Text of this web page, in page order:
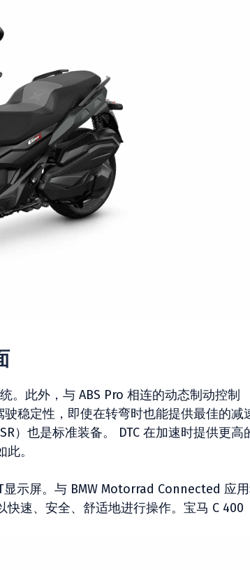
。此外，与 ABS Pro 相连的动态制动控制
稳定性，即使在转弯时也能提供最佳的减
）也是标准装备。 DTC 在加速时提供更高
。
显示屏。与 BMW Motorrad Connected 应
速、安全、舒适地进行操作。宝马 C 400